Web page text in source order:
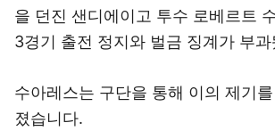
을 던진 샌디에이고 투수 로베르트
3경기 출전 정지와 벌금 징계가 부
수아레스는 구단을 통해 이의 제기
졌습니다.